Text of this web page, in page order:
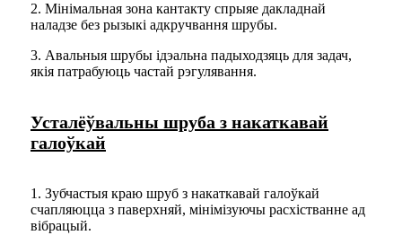
2. Мінімальная зона кантакту спрыяе дакладнай
наладзе без рызыкі адкручвання шрубы.
3. Авальныя шрубы ідэальна падыходзяць для задач,
якія патрабуюць частай рэгулявання.
Усталёўвальны шруба з накаткавай
галоўкай
1. Зубчастыя краю шруб з накаткавай галоўкай
счапляюцца з паверхняй, мінімізуючы расхістванне ад
вібрацый.